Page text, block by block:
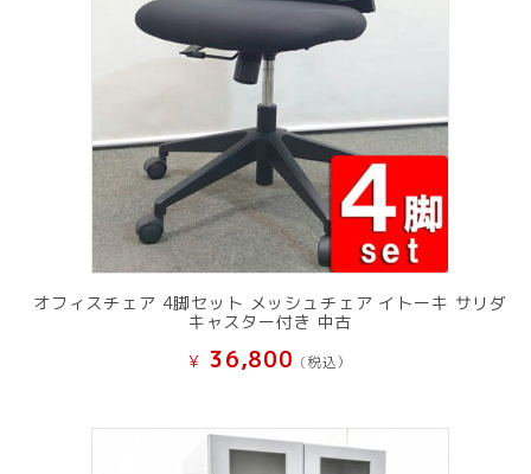
オフィスチェア 4脚セット メッシュチェア イトーキ サリダ
キャスター付き 中古
¥ 36,800 (税込）